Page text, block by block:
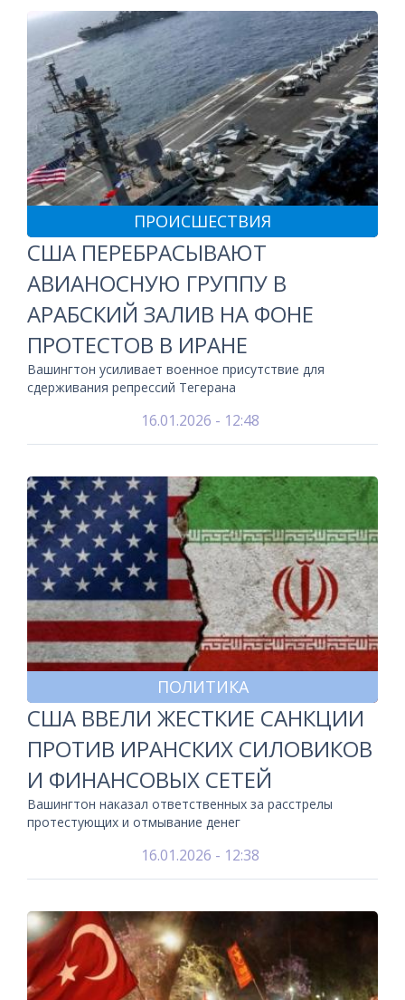
ПРОИСШЕСТВИЯ
США ПЕРЕБРАСЫВАЮТ
АВИАНОСНУЮ ГРУППУ В
АРАБСКИЙ ЗАЛИВ НА ФОНЕ
ПРОТЕСТОВ В ИРАНЕ
Вашингтон усиливает военное присутствие для
сдерживания репрессий Тегерана
16.01.2026 - 12:48
ПОЛИТИКА
США ВВЕЛИ ЖЕСТКИЕ САНКЦИИ
ПРОТИВ ИРАНСКИХ СИЛОВИКОВ
И ФИНАНСОВЫХ СЕТЕЙ
Вашингтон наказал ответственных за расстрелы
протестующих и отмывание денег
16.01.2026 - 12:38